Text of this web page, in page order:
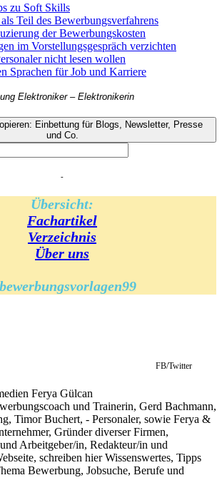
zu Soft Skills
Teil des Bewerbungsverfahrens
der Bewerbungskosten
im Vorstellungsgespräch verzichten
nicht lesen wollen
Sprachen für Job und Karriere
Elektroniker – Elektronikerin
Einbettung für Blogs, Newsletter, Presse
und Co.
-
Übersicht:
Fachartikel
Verzeichnis
Über uns
FB/Twitter
Ferya Gülcan
und Trainerin, Gerd Bachmann,
Timor Buchert, - Personaler, sowie Ferya &
Gründer diverser Firmen,
Arbeitgeber/in, Redakteur/in und
schreiben hier Wissenswertes, Tipps
Bewerbung, Jobsuche, Berufe und